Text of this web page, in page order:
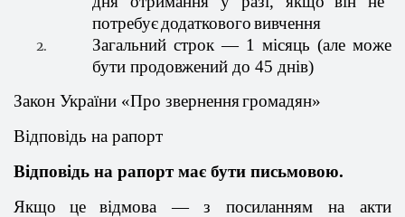
потребуєдодатковоговивчення
Загальний строк — 1 місяць (але може
бути продовжений до 45 днів)
Закон України «Про зверненнягромадян»
Відповідь на рапорт
Відповідь на рапорт має бути письмовою.
Якщо
це відмова — зпосиланням наакти